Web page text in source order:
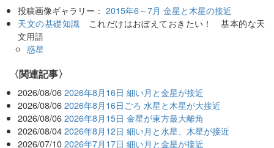
投稿画像ギャラリー：2015年6～7月 金星と木星の接近
天文の基礎知識 これだけはおぼえておきたい！ 基本的な天
文用語
惑星
関連記事
2026/08/06 2026年8月16日 細い月と金星が接近
2026/08/06 2026年8月16日ごろ 水星と木星が大接近
2026/08/06 2026年8月15日 金星が東方最大離角
2026/08/04 2026年8月12日 細い月と水星、木星が接近
2026/07/10 2026年7月17日 細い月と金星が接近